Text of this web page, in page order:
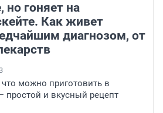
но гоняет на
Как живет
диагнозом, от
можно приготовить в
простой и вкусный рецепт